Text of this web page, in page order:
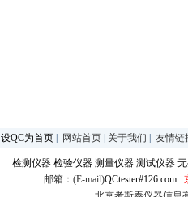
设QC为首页 网站首页 关于我们 友情链
检测仪器 检验仪器 测量仪器 测试仪器
邮箱：(E-mail)QCtester#126.com